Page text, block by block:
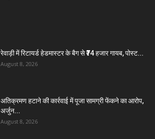
रेवाड़ी में रिटायर्ड हेडमास्टर के बैग से ₹74 हजार गायब, पोस्ट...
August 8, 2026
अतिक्रमण हटाने की कार्रवाई में पूजा सामग्री फेंकने का आरोप,
अर्जुन...
August 8, 2026